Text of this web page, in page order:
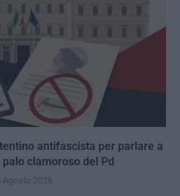
antifascista per parlare a
clamoroso del Pd
Agosto 2026